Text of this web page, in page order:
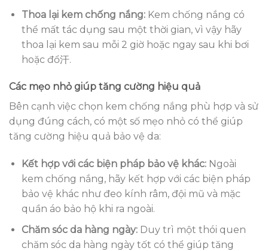
Thoa lại kem chống nắng:Kem chống nắng có
thể mất tác dụng sau một thời gian, vì vậy hãy
thoa lại kem sau mỗi 2 giờ hoặc ngay sau khi bơi
hoặc đổ汗.
Các mẹo nhỏ giúp tăng cường hiệu quả
Bên cạnh việc chọn kem chống nắng phù hợp và sử
dụng đúng cách, có một số mẹo nhỏ có thể giúp
tăng cường hiệu quả bảo vệ da:
Kết hợp với các biện pháp bảo vệ khác:Ngoài
kem chống nắng, hãy kết hợp với các biện pháp
bảo vệ khác như đeo kính râm, đội mũ và mặc
quần áo bảo hộ khi ra ngoài.
Chăm sóc da hàng ngày:Duy trì một thói quen
chăm sóc da hàng ngày tốt có thể giúp tăng